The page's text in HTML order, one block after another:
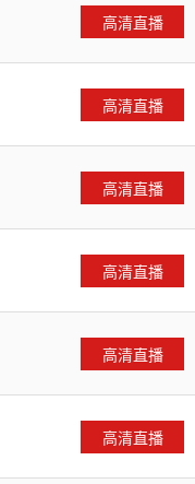
VS高清直播
VS高清直播
VS高清直播
VS高清直播
VS高清直播
VS高清直播